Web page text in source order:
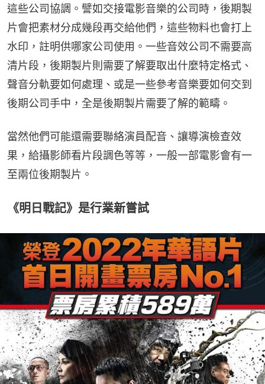
這些公司協調。譬如交接電影音樂的公司時，後期製
片會把素材分成幾段再交給他們，這些物料也會打上
水印，註明供哪家公司使用。一些音效公司不需要高
清片段，後期製片則需要了解要取出什麼特定格式、
聲音分軌要如何處理、或是一些參考音樂要如何交到
後期公司手中，全是後期製片需要了解的範疇。
當然他們可能還需要聯絡演員配音、讓導演檢查效
果，給攝影師看片段調色等等，一般一部電影會有一
至兩位後期製片。
《明日戰記》是行業新嘗試